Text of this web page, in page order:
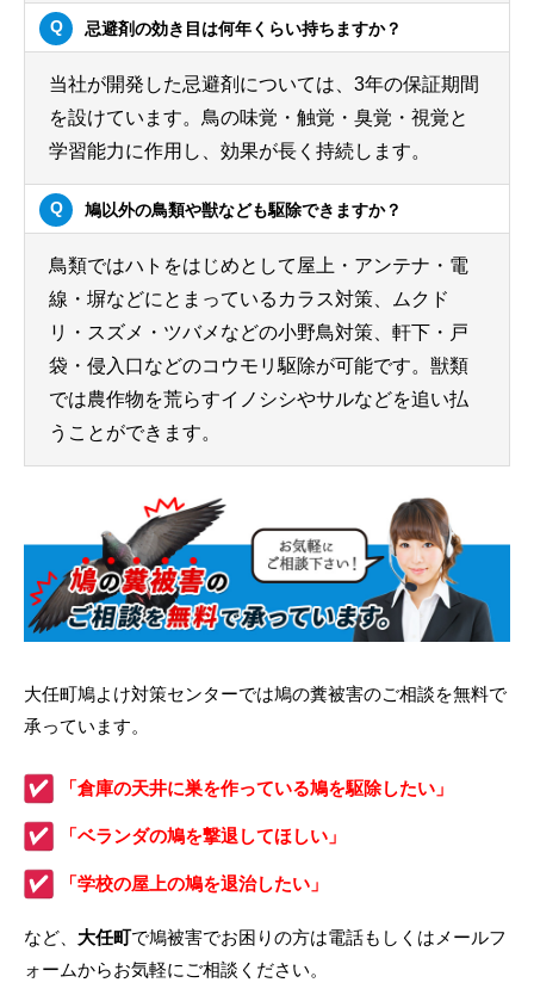
忌避剤の効き目は何年くらい持ちますか？
当社が開発した忌避剤については、3年の保証期間
を設けています。鳥の味覚・触覚・臭覚・視覚と
学習能力に作用し、効果が長く持続します。
鳩以外の鳥類や獣なども駆除できますか？
鳥類ではハトをはじめとして屋上・アンテナ・電
線・塀などにとまっているカラス対策、ムクド
リ・スズメ・ツバメなどの小野鳥対策、軒下・戸
袋・侵入口などのコウモリ駆除が可能です。獣類
では農作物を荒らすイノシシやサルなどを追い払
うことができます。
大任町鳩よけ対策センターでは鳩の糞被害のご相談を無料で
承っています。
「倉庫の天井に巣を作っている鳩を駆除したい」
「ベランダの鳩を撃退してほしい」
「学校の屋上の鳩を退治したい」
など、 大任町で鳩被害でお困りの方は電話もしくはメールフ
ォームからお気軽にご相談ください。